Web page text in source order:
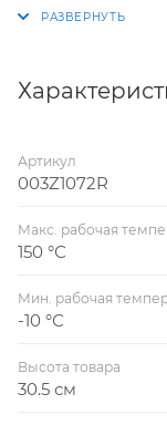
Артикул
003Z1072R
Макс. рабочая
150 °С
Мин. рабочая
-10 °С
Высота товара
30.5 см